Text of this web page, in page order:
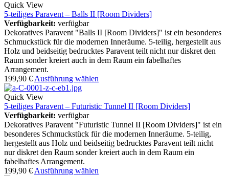
Quick View
5-teiliges Paravent – Balls II [Room Dividers]
Verfügbarkeit: verfügbar
Dekoratives Paravent "Balls II [Room Dividers]" ist ein besonderes
Schmuckstück für die modernen Inneräume. 5-teilig, hergestellt aus
Holz und beidseitig bedrucktes Paravent teilt nicht nur diskret den
Raum sonder kreiert auch in dem Raum ein fabelhaftes
Arrangement.
199,90 € Ausführung wählen
Quick View
5-teiliges Paravent – Futuristic Tunnel II [Room Dividers]
Verfügbarkeit: verfügbar
Dekoratives Paravent "Futuristic Tunnel II [Room Dividers]" ist ein
besonderes Schmuckstück für die modernen Inneräume. 5-teilig,
hergestellt aus Holz und beidseitig bedrucktes Paravent teilt nicht
nur diskret den Raum sonder kreiert auch in dem Raum ein
fabelhaftes Arrangement.
199,90 € Ausführung wählen